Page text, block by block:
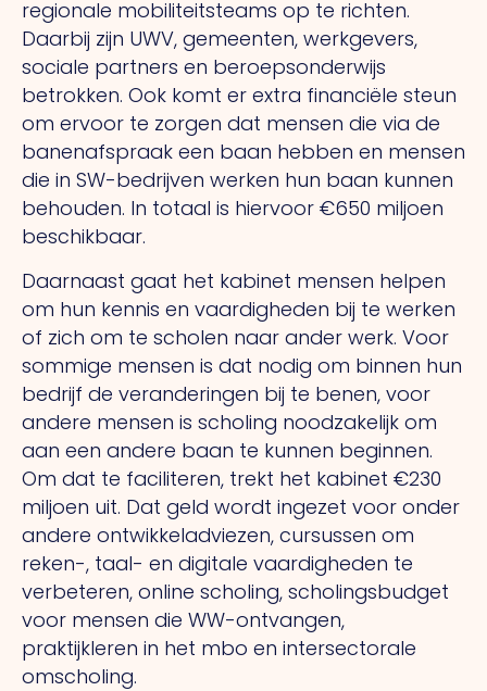
regionale mobiliteitsteams op te richten.
Daarbij zijn UWV, gemeenten, werkgevers,
sociale partners en beroepsonderwijs
betrokken. Ook komt er extra financiële steun
om ervoor te zorgen dat mensen die via de
banenafspraak een baan hebben en mensen
die in SW-bedrijven werken hun baan kunnen
behouden. In totaal is hiervoor €650 miljoen
beschikbaar.
Daarnaast gaat het kabinet mensen helpen
om hun kennis en vaardigheden bij te werken
of zich om te scholen naar ander werk. Voor
sommige mensen is dat nodig om binnen hun
bedrijf de veranderingen bij te benen, voor
andere mensen is scholing noodzakelijk om
aan een andere baan te kunnen beginnen.
Om dat te faciliteren, trekt het kabinet €230
miljoen uit. Dat geld wordt ingezet voor onder
andere ontwikkeladviezen, cursussen om
reken-, taal- en digitale vaardigheden te
verbeteren, online scholing, scholingsbudget
voor mensen die WW-ontvangen,
praktijkleren in het mbo en intersectorale
omscholing.